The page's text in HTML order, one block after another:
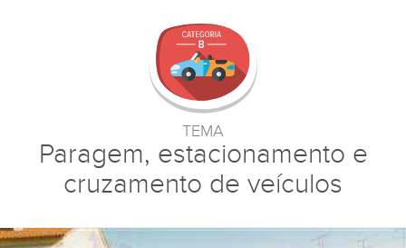
TEMA
Paragem, estacionamento e
cruzamento de veículos